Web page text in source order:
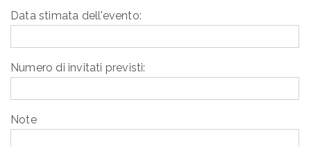
Data stimata dell'evento:
Numero di invitati previsti:
Note